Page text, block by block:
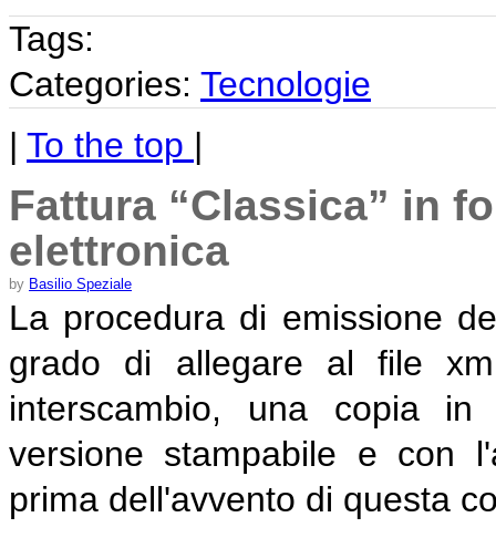
Tags:
Categories: Tecnologie
| To the top |
Fattura “Classica” in
elettronica
by Basilio Speziale
La procedura di emissione
grado di allegare al file
interscambio, una copia
versione stampabile e con
prima dell'avvento di questa